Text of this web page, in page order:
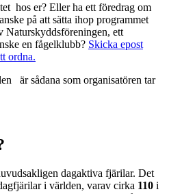
hos er? Eller ha ett föredrag om
på att sätta ihop programmet
Naturskyddsföreningen, ett
en fågelklubb? Skicka epost
ordna.
är sådana som organisatören tar
dagaktiva fjärilar. Det
i världen, varav cirka 110 i